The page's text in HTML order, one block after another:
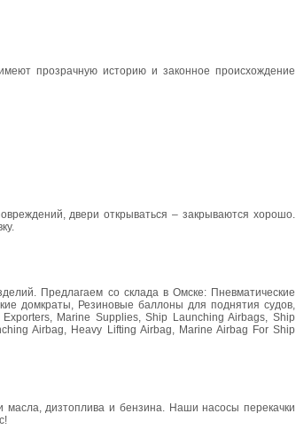
прозрачную историю и законное происхождение
двери открываться – закрываются хорошо.
Предлагаем со склада в Омске: Пневматические
домкраты, Резиновые баллоны для поднятия судов,
Marine Supplies, Ship Launching Airbags, Ship
Airbag, Heavy Lifting Airbag, Marine Airbag For Ship
масла, дизтоплива и бензина. Наши насосы перекачки